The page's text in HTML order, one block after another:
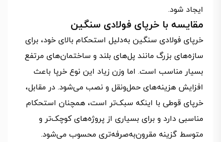
ایجاد شود.
مقایسه با خرپای فولادی سنگین
خرپای فولادی سنگین به‌دلیل استحکام بالای خود، برای
سازه‌های بزرگ مانند پل‌های بلند و ساختمان‌های مرتفع
بسیار مناسب است. اما وزن زیاد این نوع خرپا باعث
افزایش هزینه‌های حمل‌ونقل و نصب می‌شود. در مقابل،
خرپای قوطی با اینکه سبک‌تر است، همچنان استحکام
مناسبی دارد و برای بسیاری از پروژه‌های کوچک‌تر و
متوسط گزینه مقرون‌به‌صرفه‌تری محسوب می‌شود.